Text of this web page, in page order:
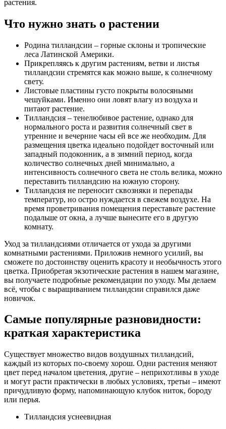
растения.
Что нужно знать о растении
Родина тилландсии – горные склоны и тропические
леса Латинской Америки.
Прикрепляясь к другим растениям, ветви и листья
тилландсии стремятся как можно выше, к солнечному
свету.
Листовые пластины густо покрыты волосяными
чешуйками. Именно они ловят влагу из воздуха и
питают растение.
Тилландсия – тенелюбивое растение, однако для
нормального роста и развития солнечный свет в
утренние и вечерние часы ей все же необходим. Для
размещения цветка идеально подойдет восточный или
западный подоконник, а в зимний период, когда
количество солнечных дней минимально, а
интенсивность солнечного света не столь велика, можно
переставить тилландсию на южную сторону.
Тилландсия не переносит сквозняки и перепады
температур, но остро нуждается в свежем воздухе. На
время проветривания помещения переставьте растение
подальше от окна, а лучше вынесите его в другую
комнату.
Уход за тилландсиями отличается от ухода за другими
комнатными растениями. Приложив немного усилий, вы
сможете по достоинству оценить красоту и необычность этого
цветка. Приобретая экзотические растения в нашем магазине,
вы получаете подробные рекомендации по уходу. Мы делаем
всё, чтобы с выращиванием тилландсии справился даже
новичок.
Самые популярные разновидности:
краткая характеристика
Существует множество видов воздушных тилландсий,
каждый из которых по-своему хорош. Одни растения меняют
цвет перед началом цветения, другие – неприхотливы в уходе
и могут расти практически в любых условиях, третьи – имеют
причудливую форму, напоминающую клубок ниток, бороду
или перья.
Тилландсия уснеевидная